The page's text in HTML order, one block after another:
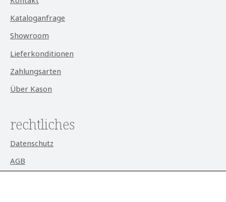
Kataloganfrage
Showroom
Lieferkonditionen
Zahlungsarten
Über Kason
rechtliches
Datenschutz
AGB